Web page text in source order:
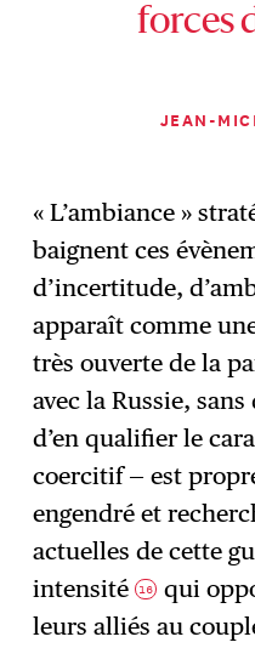
forces
JEAN-
« L’ambiance »
baignent ces
d’incertitude,
apparaît comme
très ouverte de la
avec la Russie,
d’en qualifier le
coercitif — est
engendré et
actuelles de cette
intensité16 qui
leurs alliés au